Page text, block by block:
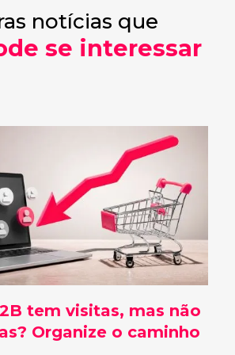
notícias que
se interessar
tem visitas, mas não
Organize o caminho